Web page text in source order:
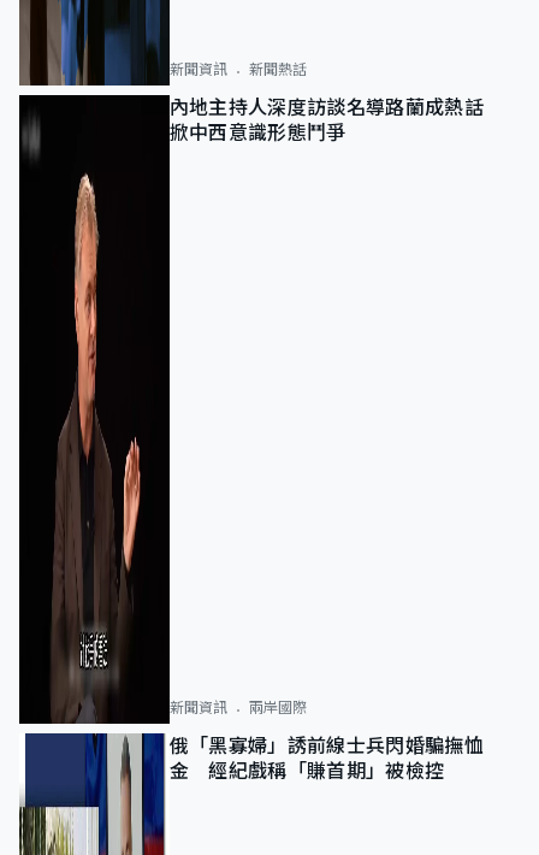
新聞資訊 新聞熱話
內地主持人深度訪談名導路蘭成熱話
掀中西意識形態鬥爭
新聞資訊 兩岸國際
俄「黑寡婦」誘前線士兵閃婚騙撫恤
金 經紀戲稱「賺首期」被檢控